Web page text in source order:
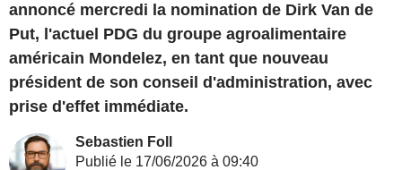
annoncé mercredi la nomination de Dirk Van de
Put, l'actuel PDG du groupe agroalimentaire
américain Mondelez, en tant que nouveau
président de son conseil d'administration, avec
prise d'effet immédiate.
Sebastien Foll
Publié le 17/06/2026 à 09:40